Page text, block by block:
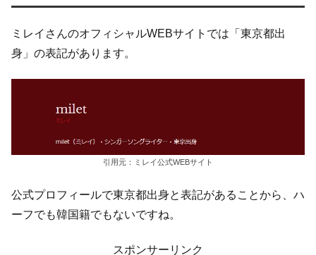
ミレイさんのオフィシャルWEBサイトでは「東京都出
身」の表記があります。
引用元：ミレイ公式WEBサイト
公式プロフィールで東京都出身と表記があることから、ハ
ーフでも韓国籍でもないですね。
スポンサーリンク